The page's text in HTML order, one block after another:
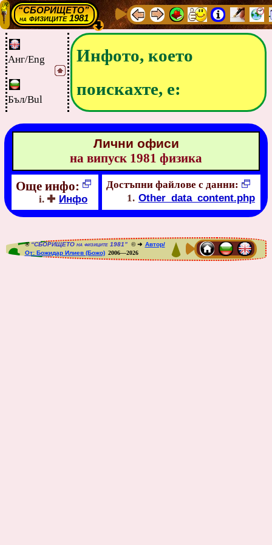
“СБОРИЩЕТО”
нафизиците 1981
Анг/Eng
Инфото, което
поискахте, е:
Бъл/Bul
Лични офиси
на випуск 1981 физика
Още инфо:
✚ Инфо
Достъпни файлове с данни:
Other_data_content.php
®“СБОРИЩЕТО на физиците 1981”© ➜ Автор/
От: Божидар Илиев (Божо) 2006—2026